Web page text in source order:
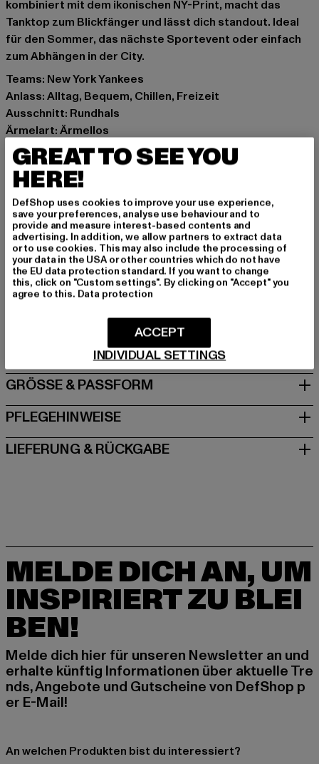
kombiniert mit dem ikonischen NY-Print, macht das
Tanktop zum Blickfänger und lässt dich standout. Ideal
für den Sommer, das nächste Sportevent oder einfach
zum Abhängen in der City.
Teams: New York Yankees
Anlass: Alltag, Bequem, Chillen, Freizeit
Ausschnitt: Rundhals
Ärmelart: Ärmellos
Details: Print
Schnitt: Normal
Marke: New Era
Kat.: Tank Tops
Farbe: camouflage
Hersteller Farbe: mncney
Materialzusammensetzung: 100% Baumwolle
Art.Nr: 12720151-07275
Hersteller: New Era Cap GmbH |
germany@neweracap.com
Lichtstrasse 25 | 50825 Köln | DE
GRÖSSE & PASSFORM
PFLEGEHINWEISE
LIEFERUNG & RÜCKGABE
MELDE DICH AN, UM
INSPIRIERT ZU BLEI
BEN!
Melde dich hier für unseren Newsletter an und
erhalte künftig Informationen über aktuelle Tre
nds, Angebote und Gutscheine von DefShop p
er E-Mail!
An welchen Produkten bist du interessiert?
GREAT TO SEE YOU
HERE!
DefShop uses cookies to improve your use experience,
save your preferences, analyse use behaviour and to
provide and measure interest-based contents and
advertising. In addition, we allow partners to extract data
or to use cookies. This may also include the processing of
your data in the USA or other countries which do not have
the EU data protection standard. If you want to change
this, click on "Custom settings". By clicking on "Accept" you
agree to this. Data protection
INDIVIDUAL SETTINGS
ACCEPT